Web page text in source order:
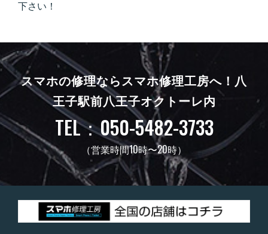
下さい！
スマホの修理ならスマホ修理工房へ！ 八
王子駅前八王子オクトーレ内
TEL：050-5482-3733
（営業時間10時〜20時）